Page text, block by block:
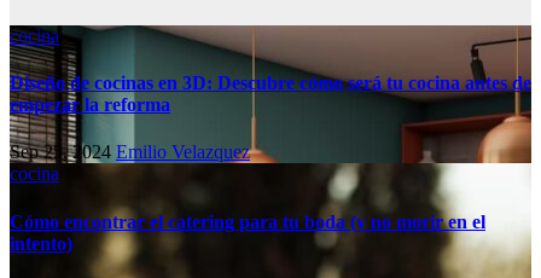
cocina
Diseño de cocinas en 3D: Descubre cómo será tu cocina antes de
empezar la reforma
Sep 25, 2024 Emilio Velazquez
cocina
Cómo encontrar el catering para tu boda (y no morir en el
intento)